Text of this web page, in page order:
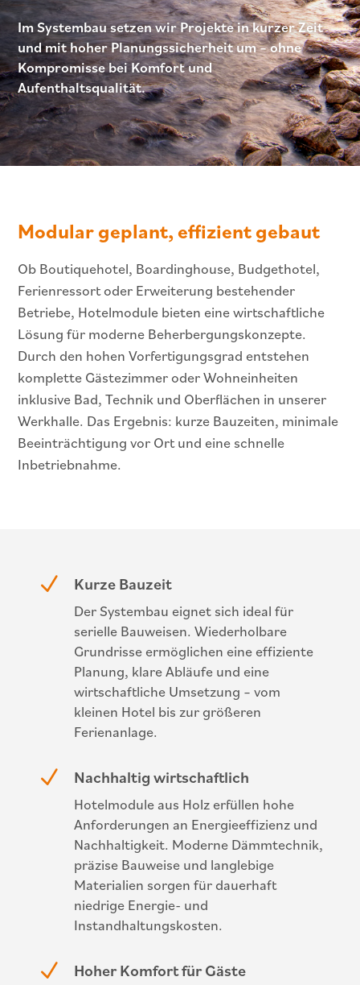
Im Systembau setzen wir Projekte in kurzer Zeit
und mit hoher Planungssicherheit um – ohne
Kompromisse bei Komfort und
Aufenthaltsqualität.
Modular geplant, effizient gebaut
Ob Boutiquehotel, Boardinghouse, Budgethotel,
Ferienressort oder Erweiterung bestehender
Betriebe, Hotelmodule bieten eine wirtschaftliche
Lösung für moderne Beherbergungskonzepte.
Durch den hohen Vorfertigungsgrad entstehen
komplette Gästezimmer oder Wohneinheiten
inklusive Bad, Technik und Oberflächen in unserer
Werkhalle. Das Ergebnis: kurze Bauzeiten, minimale
Beeinträchtigung vor Ort und eine schnelle
Inbetriebnahme.
N Kurze Bauzeit
Der Systembau eignet sich ideal für
serielle Bauweisen. Wiederholbare
Grundrisse ermöglichen eine effiziente
Planung, klare Abläufe und eine
wirtschaftliche Umsetzung – vom
kleinen Hotel bis zur größeren
Ferienanlage.
N Nachhaltig wirtschaftlich
Hotelmodule aus Holz erfüllen hohe
Anforderungen an Energieeffizienz und
Nachhaltigkeit. Moderne Dämmtechnik,
präzise Bauweise und langlebige
Materialien sorgen für dauerhaft
niedrige Energie- und
Instandhaltungskosten.
N Hoher Komfort für Gäste